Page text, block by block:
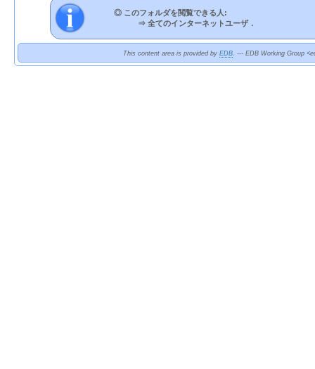
◎ このフォルダを閲覧できる人:
⇒ 全てのインターネットユーザ．
This content area is provided by EDB. --- EDB Working Group